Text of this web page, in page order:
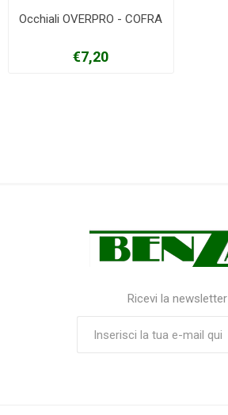
Occhiali OVERPRO - COFRA
€7,20
Ricevi la newsletter